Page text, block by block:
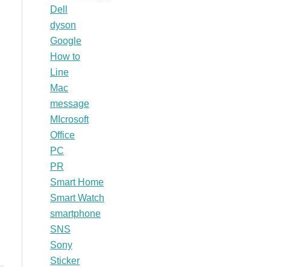
Dell
dyson
Google
How to
Line
Mac
message
MIcrosoft
Office
PC
PR
Smart Home
Smart Watch
smartphone
SNS
Sony
Sticker